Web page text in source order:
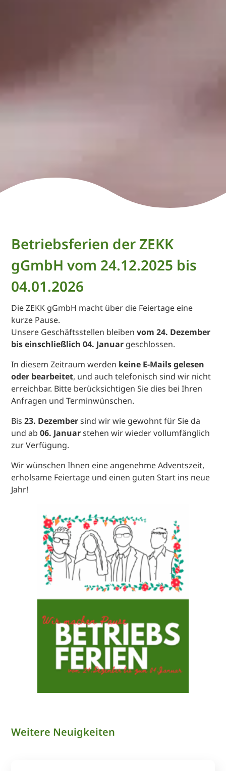
Betriebsferien der ZEKK
gGmbH vom 24.12.2025 bis
04.01.2026
Die ZEKK gGmbH macht über die Feiertage eine
kurze Pause.
Unsere Geschäftsstellen bleibenvom 24. Dezember
bis einschließlich 04. Januar geschlossen.
In diesem Zeitraum werden keine E-Mails gelesen
oder bearbeitet, und auch telefonisch sind wir nicht
erreichbar. Bitte berücksichtigen Sie dies bei Ihren
Anfragen und Terminwünschen.
Bis23. Dezembersind wir wie gewohnt für Sie da
und ab06. Januarstehen wir wieder vollumfänglich
zur Verfügung.
Wir wünschen Ihnen eine angenehme Adventszeit,
erholsame Feiertage und einen guten Start ins neue
Jahr!
Weitere Neuigkeiten